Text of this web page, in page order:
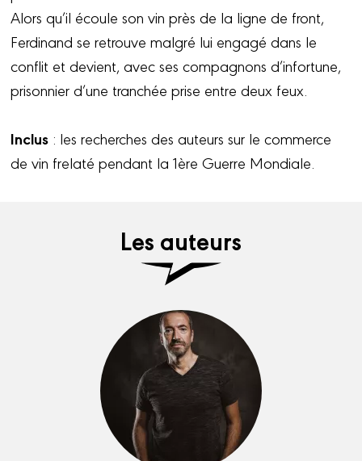
Alors qu’il écoule son vin près de la ligne de front,
Ferdinand se retrouve malgré lui engagé dans le
conflit et devient, avec ses compagnons d’infortune,
prisonnier d’une tranchée prise entre deux feux.
Inclus : les recherches des auteurs sur le commerce
de vin frelaté pendant la 1ère Guerre Mondiale.
Les auteurs